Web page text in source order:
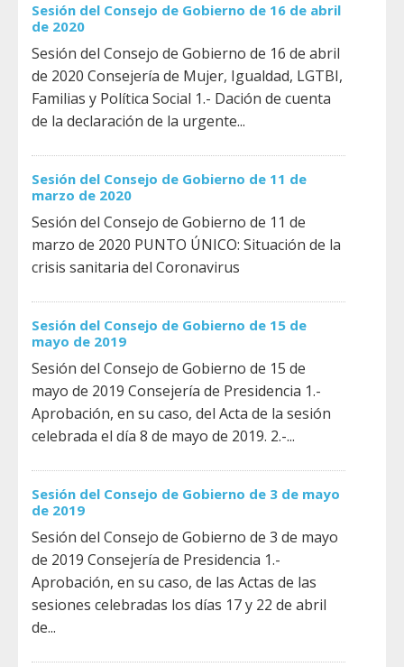
Sesión del Consejo de Gobierno de 16 de abril
de 2020
Sesión del Consejo de Gobierno de 16 de abril
de 2020 Consejería de Mujer, Igualdad, LGTBI,
Familias y Política Social 1.- Dación de cuenta
de la declaración de la urgente...
Sesión del Consejo de Gobierno de 11 de
marzo de 2020
Sesión del Consejo de Gobierno de 11 de
marzo de 2020 PUNTO ÚNICO: Situación de la
crisis sanitaria del Coronavirus
Sesión del Consejo de Gobierno de 15 de
mayo de 2019
Sesión del Consejo de Gobierno de 15 de
mayo de 2019 Consejería de Presidencia 1.-
Aprobación, en su caso, del Acta de la sesión
celebrada el día 8 de mayo de 2019. 2.-...
Sesión del Consejo de Gobierno de 3 de mayo
de 2019
Sesión del Consejo de Gobierno de 3 de mayo
de 2019 Consejería de Presidencia 1.-
Aprobación, en su caso, de las Actas de las
sesiones celebradas los días 17 y 22 de abril
de...